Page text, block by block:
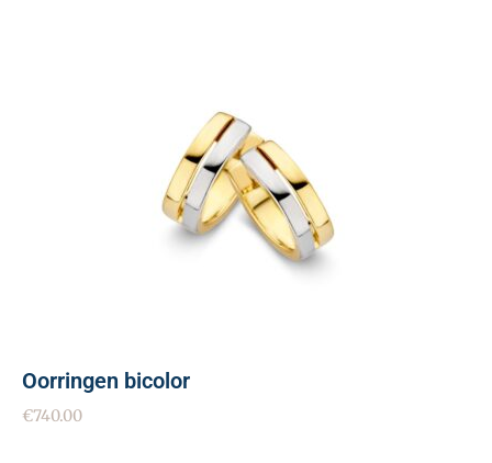
Oorringen bicolor
€740.00